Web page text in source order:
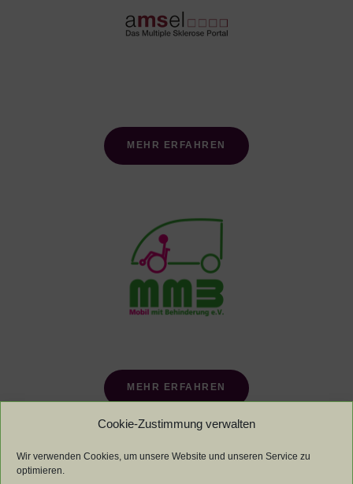
Cookie-Zustimmung verwalten
Wir verwenden Cookies, um unsere Website und unseren Service zu
optimieren.
MEHR ERFAHREN
MEHR ERFAHREN